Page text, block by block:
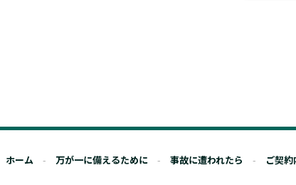
ホーム 万が一に備えるために 事故に遭われたら ご契